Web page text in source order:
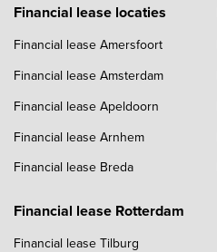
Financial lease locaties
Financial lease Amersfoort
Financial lease Amsterdam
Financial lease Apeldoorn
Financial lease Arnhem
Financial lease Breda
Financial lease Rotterdam
Financial lease Tilburg